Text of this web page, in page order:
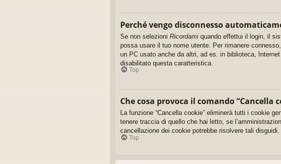
Perché vengo disconnesso
Se non selezioni Ricordami quando effettui il login, il
possa usare il tuo nome utente. Per rimanere
un PC usato anche da altri, ad es. in biblioteca,
disabilitato questa caratteristica.
Top
Che cosa provoca il comando “Cancella
La funzione “Cancella cookie” eliminerà tutti i cookie
tenere traccia di quello che hai letto, se
cancellazione dei cookie potrebbe risolvere tali disguidi.
Top